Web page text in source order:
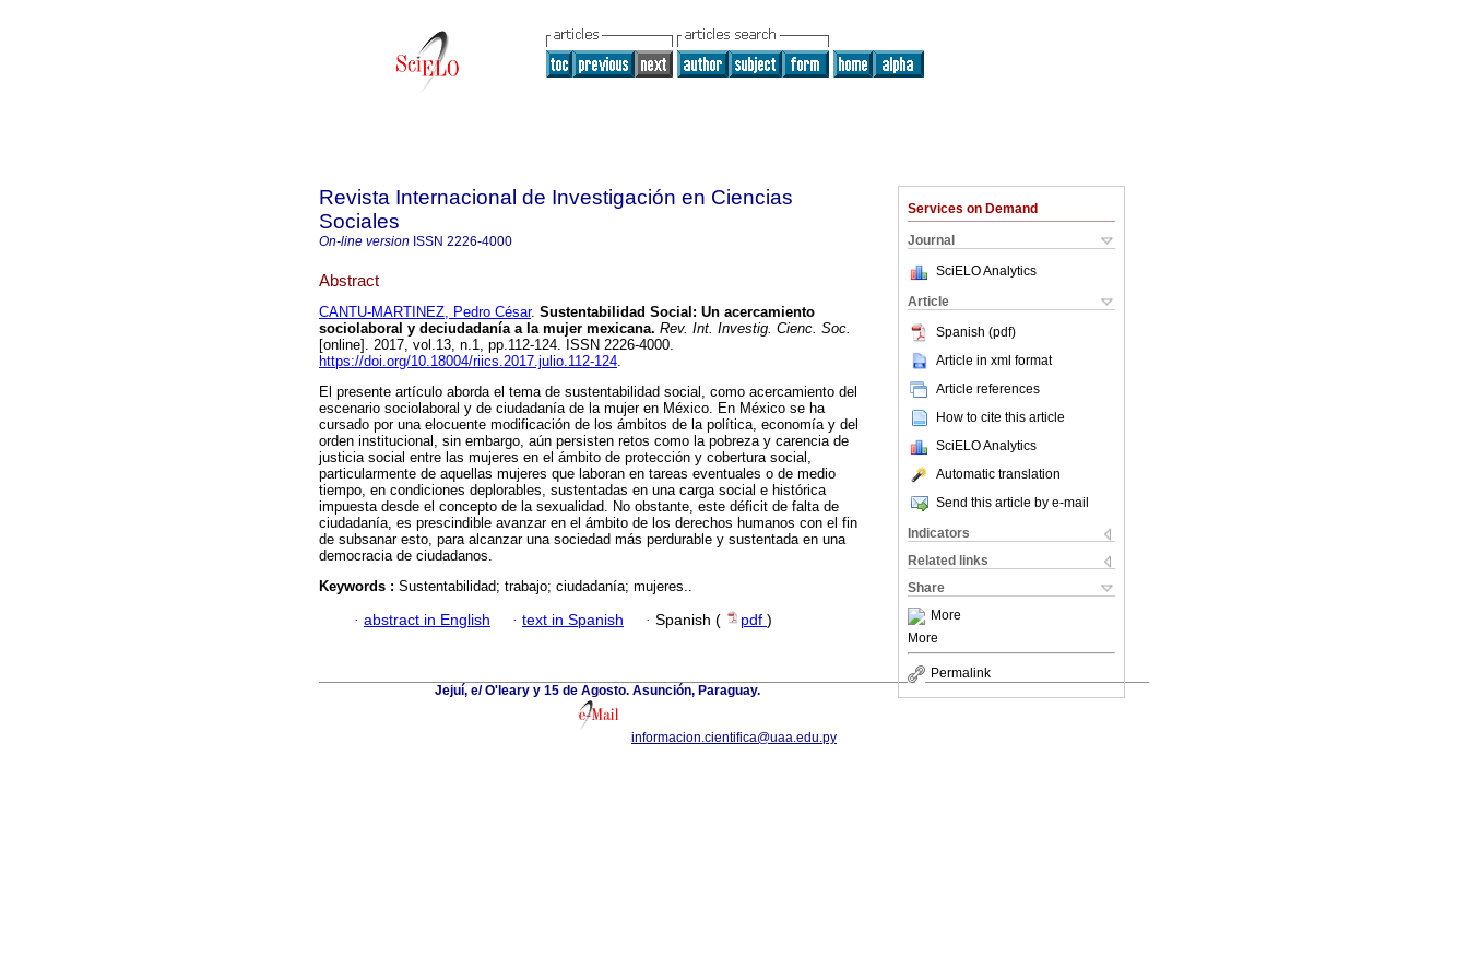
Services on Demand
Journal
SciELO Analytics
Article
Spanish (pdf)
Article in xml format
Article references
How to cite this article
SciELO Analytics
Automatic translation
Send this article by e-mail
Indicators
Related links
Share
More
More
Permalink
Revista Internacional de Investigación en Ciencias
Sociales
On-line version ISSN 2226-4000
Abstract
CANTU-MARTINEZ, Pedro César. Sustentabilidad Social: Un acercamiento
sociolaboral y deciudadanía a la mujer mexicana. Rev. Int. Investig. Cienc. Soc.
[online]. 2017, vol.13, n.1, pp.112-124. ISSN 2226-4000.
https://doi.org/10.18004/riics.2017.julio.112-124.
El presente artículo aborda el tema de sustentabilidad social, como acercamiento del
escenario sociolaboral y de ciudadanía de la mujer en México. En México se ha
cursado por una elocuente modificación de los ámbitos de la política, economía y del
orden institucional, sin embargo, aún persisten retos como la pobreza y carencia de
justicia social entre las mujeres en el ámbito de protección y cobertura social,
particularmente de aquellas mujeres que laboran en tareas eventuales o de medio
tiempo, en condiciones deplorables, sustentadas en una carga social e histórica
impuesta desde el concepto de la sexualidad. No obstante, este déficit de falta de
ciudadanía, es prescindible avanzar en el ámbito de los derechos humanos con el fin
de subsanar esto, para alcanzar una sociedad más perdurable y sustentada en una
democracia de ciudadanos.
Keywords : Sustentabilidad; trabajo; ciudadanía; mujeres..
· abstract in English · text in Spanish · Spanish ( pdf )
Jejuí, e/ O'leary y 15 de Agosto. Asunción, Paraguay.
informacion.cientifica@uaa.edu.py